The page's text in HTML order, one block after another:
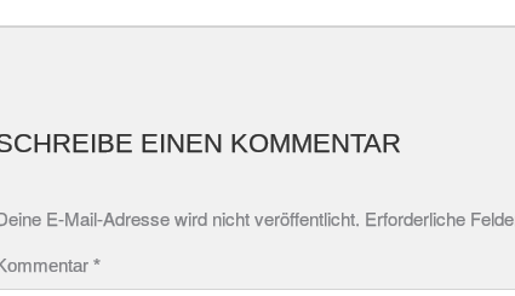
EINEN KOMMENTAR
E-Mail-Adresse wird nicht veröffentlicht. Erforderliche
*